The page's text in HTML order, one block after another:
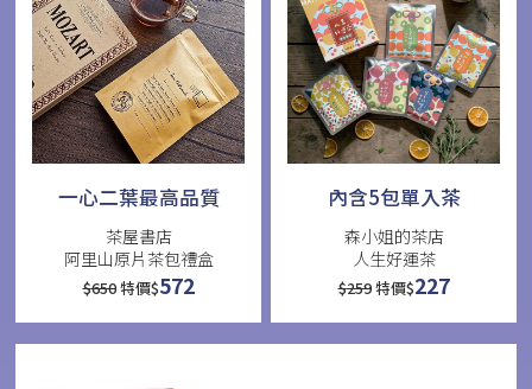
一心二葉最高品質
茶屋書店
阿里山原片茶包禮盒
$650特價$572
內含5包單入茶
森小姐的茶店
人生好運茶
$259特價$227